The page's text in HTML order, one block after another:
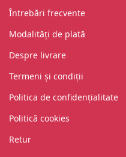
Întrebări frecvente
Modalități de plată
Despre livrare
Termeni și condiții
Politica de confidențialitate
Politică cookies
Retur